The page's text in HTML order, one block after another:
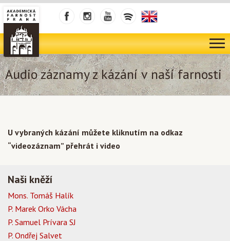
Audio záznamy z kázání v naší farnosti
U vybraných kázání můžete kliknutím na odkaz
“videozáznam” přehrát i video
Naši kněží
Mons. Tomáš Halík
P. Marek Orko Vácha
P. Samuel Prívara SJ
P. Ondřej Salvet